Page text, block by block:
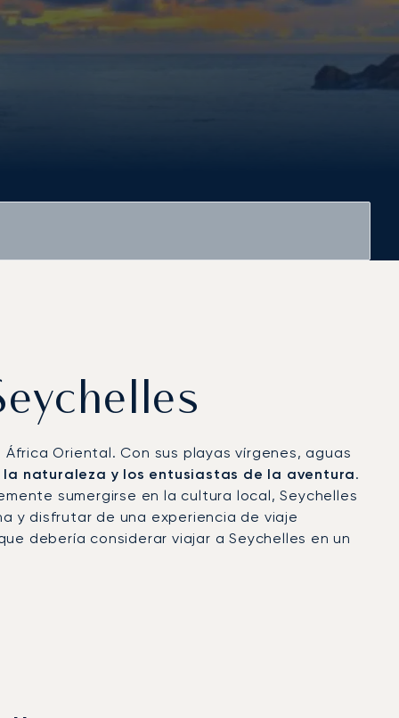
Oriental. Con sus playas vírgenes, aguas
naturaleza y los entusiastas de la aventura.
sumergirse en la cultura local, Seychelles
y disfrutar de una experiencia de viaje
debería considerar viajar a Seychelles en un